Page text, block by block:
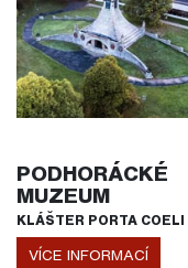
PODHORÁCKÉ
MUZEUM
KLÁŠTER PORTA COELI
VÍCE INFORMACÍ